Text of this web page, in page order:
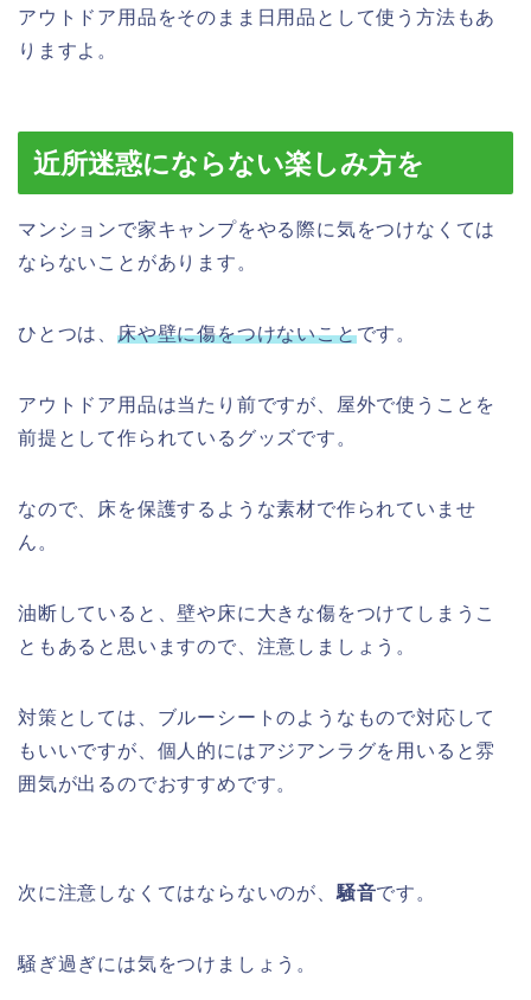
アウトドア用品をそのまま日用品として使う方法もあ
りますよ。
近所迷惑にならない楽しみ方を
マンションで家キャンプをやる際に気をつけなくては
ならないことがあります。
ひとつは、 床や壁に傷をつけないことです。
アウトドア用品は当たり前ですが、屋外で使うことを
前提として作られているグッズです。
なので、床を保護するような素材で作られていませ
ん。
油断していると、壁や床に大きな傷をつけてしまうこ
ともあると思いますので、注意しましょう。
対策としては、ブルーシートのようなもので対応して
もいいですが、個人的にはアジアンラグを用いると雰
囲気が出るのでおすすめです。
次に注意しなくてはならないのが、 騒音です。
騒ぎ過ぎには気をつけましょう。